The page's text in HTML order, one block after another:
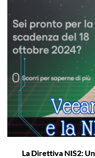
La Direttiva NIS2: